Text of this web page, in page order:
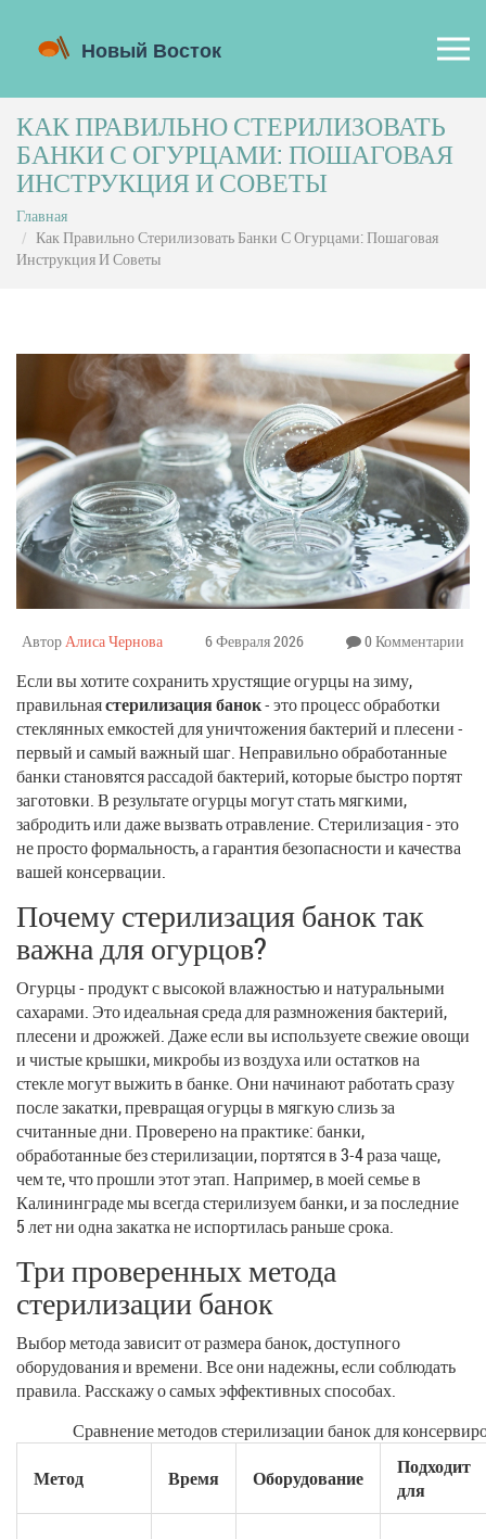
КАК ПРАВИЛЬНО СТЕРИЛИЗОВАТЬ
БАНКИ С ОГУРЦАМИ: ПОШАГОВАЯ
ИНСТРУКЦИЯ И СОВЕТЫ
Главная
Как Правильно Стерилизовать Банки С Огурцами: Пошаговая
Инструкция И Советы
АвторАлиса Чернова 6 Февраля 2026 0 Комментарии
Если вы хотите сохранить хрустящие огурцы на зиму,
правильнаястерилизация банок- это процесс обработки
стеклянных емкостей для уничтожения бактерий и плесени-
первый и самый важный шаг. Неправильно обработанные
банки становятся рассадой бактерий, которые быстро портят
заготовки. В результате огурцы могут стать мягкими,
забродить или даже вызвать отравление. Стерилизация - это
не просто формальность, а гарантия безопасности и качества
вашей консервации.
Почему стерилизация банок так
важна для огурцов?
Огурцы - продукт с высокой влажностью и натуральными
сахарами. Это идеальная среда для размножения бактерий,
плесени и дрожжей. Даже если вы используете свежие овощи
и чистые крышки, микробы из воздуха или остатков на
стекле могут выжить в банке. Они начинают работать сразу
после закатки, превращая огурцы в мягкую слизь за
считанные дни. Проверено на практике: банки,
обработанные без стерилизации, портятся в 3-4 раза чаще,
чем те, что прошли этот этап. Например, в моей семье в
Калининграде мы всегда стерилизуем банки, и за последние
5 лет ни одна закатка не испортилась раньше срока.
Три проверенных метода
стерилизации банок
Выбор метода зависит от размера банок, доступного
оборудования и времени. Все они надежны, если соблюдать
правила. Расскажу о самых эффективных способах.
Сравнение методов стерилизации банок для
Метод
Время Оборудование
Подходит
для